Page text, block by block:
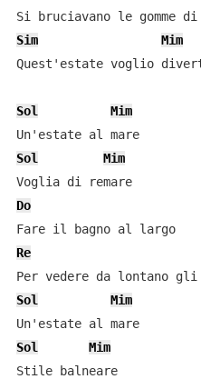
Sim
Mim
Quest'estate voglio
Sol
Mim
Un'estate al mare
Sol
Mim
Voglia di remare
Do
Fare il bagno al largo
Re
Sol
Mim
Un'estate al mare
Sol
Mim
Stile balneare